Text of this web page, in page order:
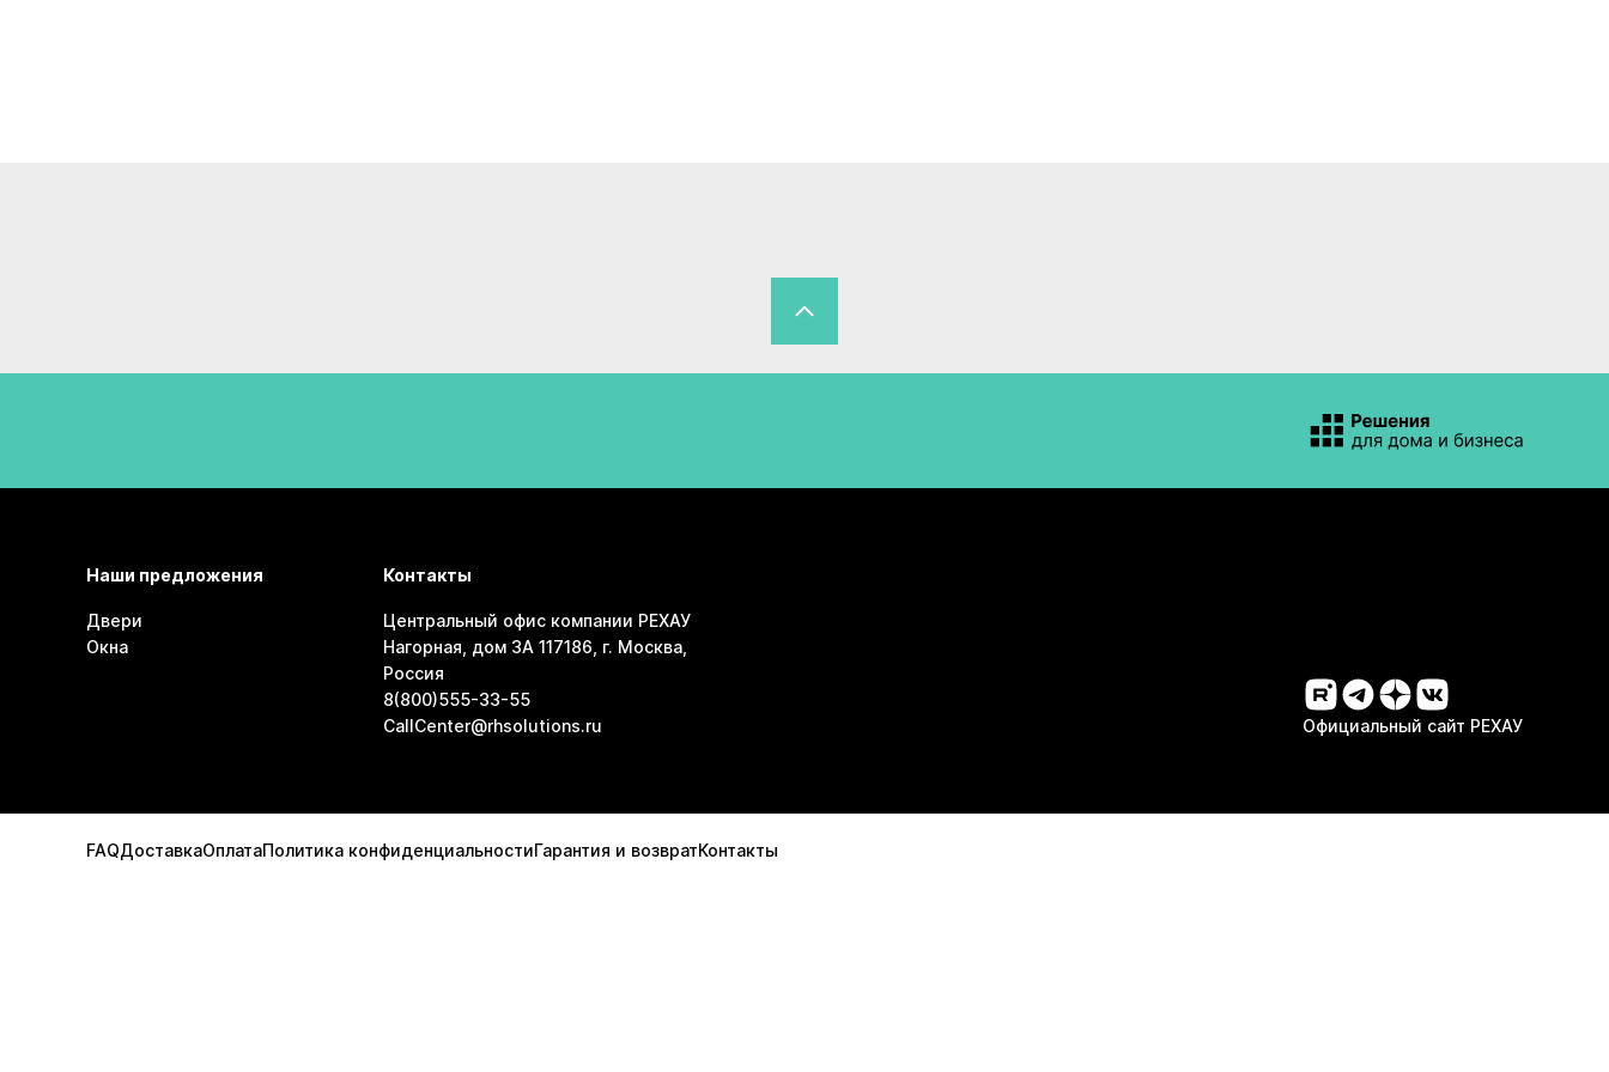
Наши предложения
Двери
Окна
Контакты
Центральный офис компании РЕХАУ
Нагорная, дом 3А 117186, г. Москва,
Россия
8(800)555-33-55
CallCenter@rhsolutions.ru
Официальный сайт РЕХАУ
FAQДоставкаОплатаПолитика конфиденциальностиГарантия и возвратКонтакты